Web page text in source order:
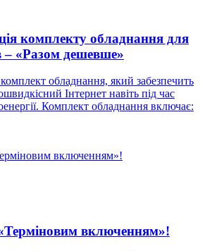
комплекту обладнання для
– «Разом дешевше»
обладнання, який забезпечить
Інтернет навіть під час
Комплект обладнання включає:
включенням»!